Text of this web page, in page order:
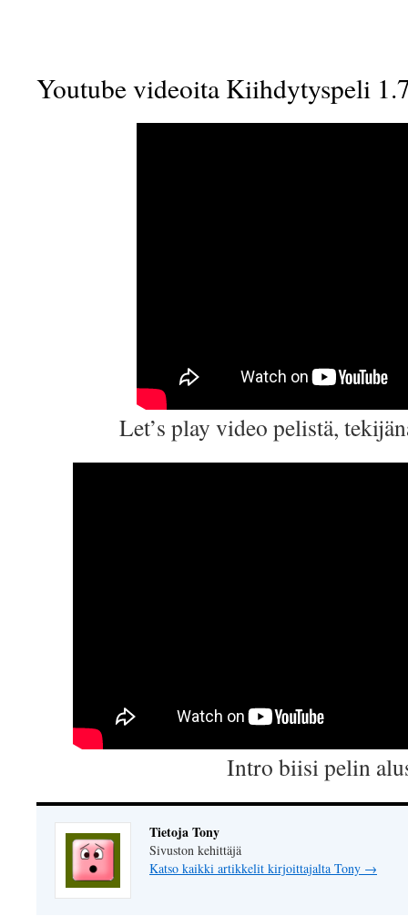
Youtube videoita Kiihdytyspeli
Let’s play video pelistä,
Intro biisi pelin
Tietoja Tony
Sivuston kehittäjä
Katso kaikki artikkelit kirjoittajalta Tony →